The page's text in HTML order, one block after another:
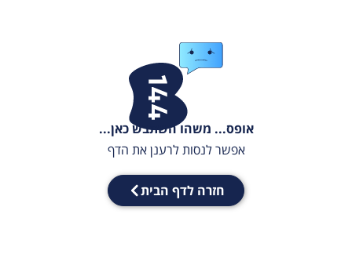
אופס... משהו השתבש כאן...
אפשר לנסות לרענן את הדף
חזרה לדף הבית